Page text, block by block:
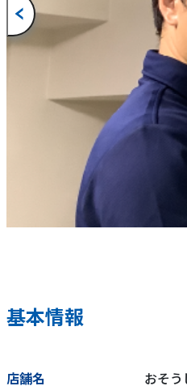
基本情報
店舗名 おそ